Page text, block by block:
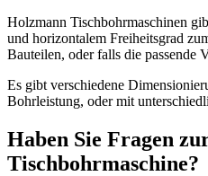
Holzmann Tischbohrmaschinen
und horizontalem Freiheitsgrad
Bauteilen, oder falls die passende
Es gibt verschiedene
Bohrleistung, oder mit
Haben Sie Fragen
Tischbohrmaschine?